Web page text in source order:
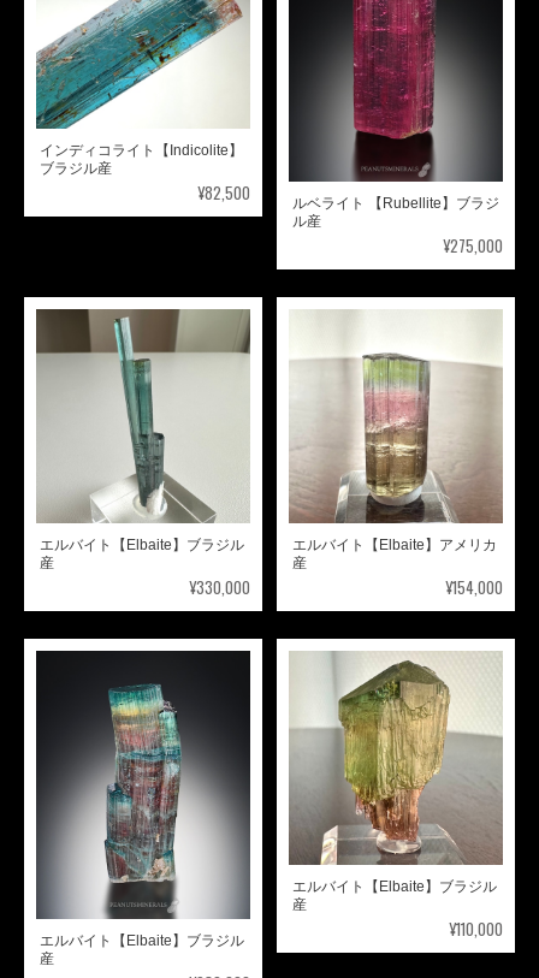
インディコライト【Indicolite】
ブラジル産
¥82,500
ルベライト 【Rubellite】ブラジ
ル産
¥275,000
エルバイト【Elbaite】ブラジル
産
¥330,000
エルバイト【Elbaite】アメリカ
産
¥154,000
エルバイト【Elbaite】ブラジル
産
エルバイト【Elbaite】ブラジル
産
¥110,000